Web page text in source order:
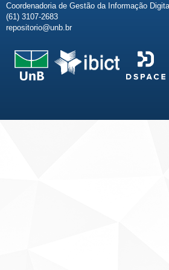
Coordenadoria de Gestão da Informação
(61) 3107-2683
repositorio@unb.br